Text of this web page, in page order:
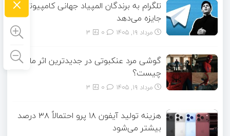
تلگرام به برندگان المپیاد جهانی کامپیوتر
جایزه می‌دهد
مرداد ۱۹, ۱۴۰۵ 3
گوشی مرد عنکبوتی در جدیدترین اثر مارول
چیست؟
مرداد ۱۹, ۱۴۰۵ 3
هزینه تولید آیفون ۱۸ پرو احتمالاً ۳۸ درصد
بیشتر می‌شود